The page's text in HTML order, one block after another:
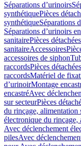
Séparations d’urinoirs
synthétiquePièces
synthétiqueSéparations
Séparations d’urinoirs
sanitairePièces
sanitaireAccessoires
accessoires de siphon
raccordsPièces
raccordsMatériel de
dʼurinoirMontage
encastréAvec
sur secteurPièces
du rinçage, alimentation
électronique du
Avec déclenchement
pilesAvec